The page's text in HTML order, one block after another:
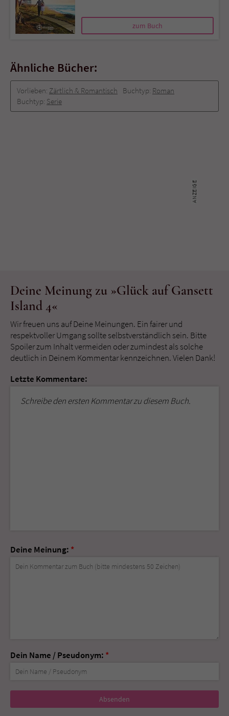
zum Buch
Ähnliche Bücher:
Vorlieben: Zärtlich & Romantisch Buchtyp: Roman
Buchtyp: Serie
Deine Meinung zu »Glück auf Gansett
Island 4«
Wir freuen uns auf Deine Meinungen. Ein fairer und
respektvoller Umgang sollte selbstverständlich sein. Bitte
Spoiler zum Inhalt vermeiden oder zumindest als solche
deutlich in Deinem Kommentar kennzeichnen. Vielen Dank!
Letzte Kommentare:
Schreibe den ersten Kommentar zu diesem Buch.
Deine Meinung: *
Dein Name / Pseudonym: *
Nicht
ausfüllen!